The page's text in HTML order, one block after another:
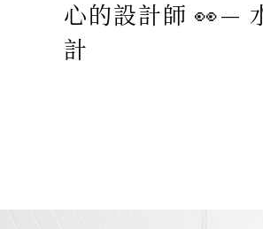
心的設計師 👀—
計